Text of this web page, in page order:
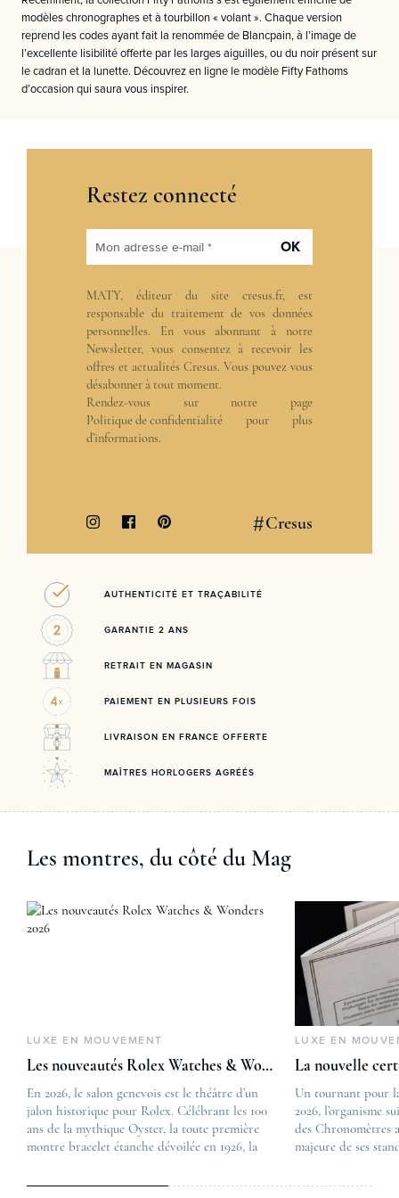
modèles chronographes et à tourbillon « volant ». Chaque version
reprend les codes ayant fait la renommée de Blancpain, à l’image de
l’excellente lisibilité offerte par les larges aiguilles, ou du noir présent sur
le cadran et la lunette. Découvrez en ligne le modèle Fifty Fathoms
d’occasion qui saura vous inspirer.
Restez connecté
Mon adresse e-mail * OK
MATY, éditeur du site cresus.fr, est
responsable du traitement de vos données
personnelles. En vous abonnant à notre
Newsletter, vous consentez à recevoir les
offres et actualités Cresus. Vous pouvez vous
désabonner à tout moment.
Rendez-vous sur notre page
Politique de confidentialité pour plus
d’informations.
#Cresus
AUTHENTICITÉ ET TRAÇABILITÉ
GARANTIE 2 ANS
RETRAIT EN MAGASIN
PAIEMENT EN PLUSIEURS FOIS
LIVRAISON EN FRANCE OFFERTE
MAÎTRES HORLOGERS AGRÉÉS
Les montres, du côté du Mag
LUXE EN MOUVEMENT
Les nouveautés Rolex Watches & Wonders 2026
En 2026, le salon genevois est le théâtre d’un
jalon historique pour Rolex. Célébrant les 100
ans de la mythique Oyster, la toute première
montre bracelet étanche dévoilée en 1926, la
The post
Les nouveautés
first appeared on
Lovetime
LUXE EN
La nouvelle
Un tournant pour
2026, l’organisme
des Chronomètres
majeure de ses